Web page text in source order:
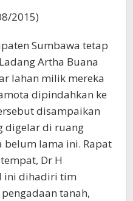
2015)
Sumbawa tetap
Artha Buana
lahan milik mereka
dipindahkan ke
disampaikan
digelar di ruang
belum lama ini. Rapat
Dr H
ini dihadiri tim
tanah,